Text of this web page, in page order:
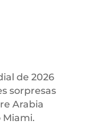
de 2026
sorpresas
Arabia
Miami.